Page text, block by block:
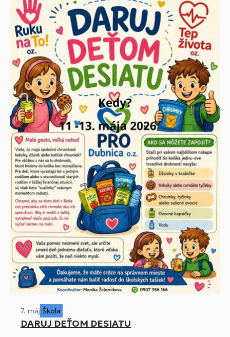
7. máj Škola
DARUJ DEŤOM DESIATU